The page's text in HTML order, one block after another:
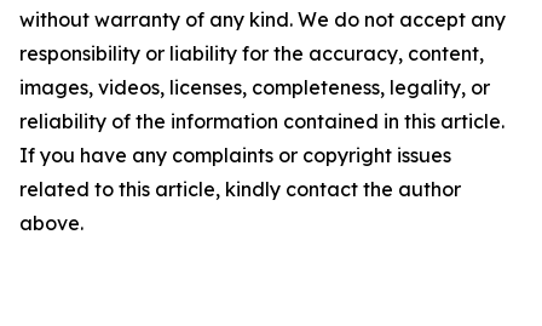
without warranty of any kind. We do not accept any
responsibility or liability for the accuracy, content,
images, videos, licenses, completeness, legality, or
reliability of the information contained in this article.
If you have any complaints or copyright issues
related to this article, kindly contact the author
above.